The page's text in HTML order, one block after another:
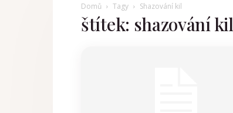
Domů Tagy Shazování kil
štítek: shazování kil